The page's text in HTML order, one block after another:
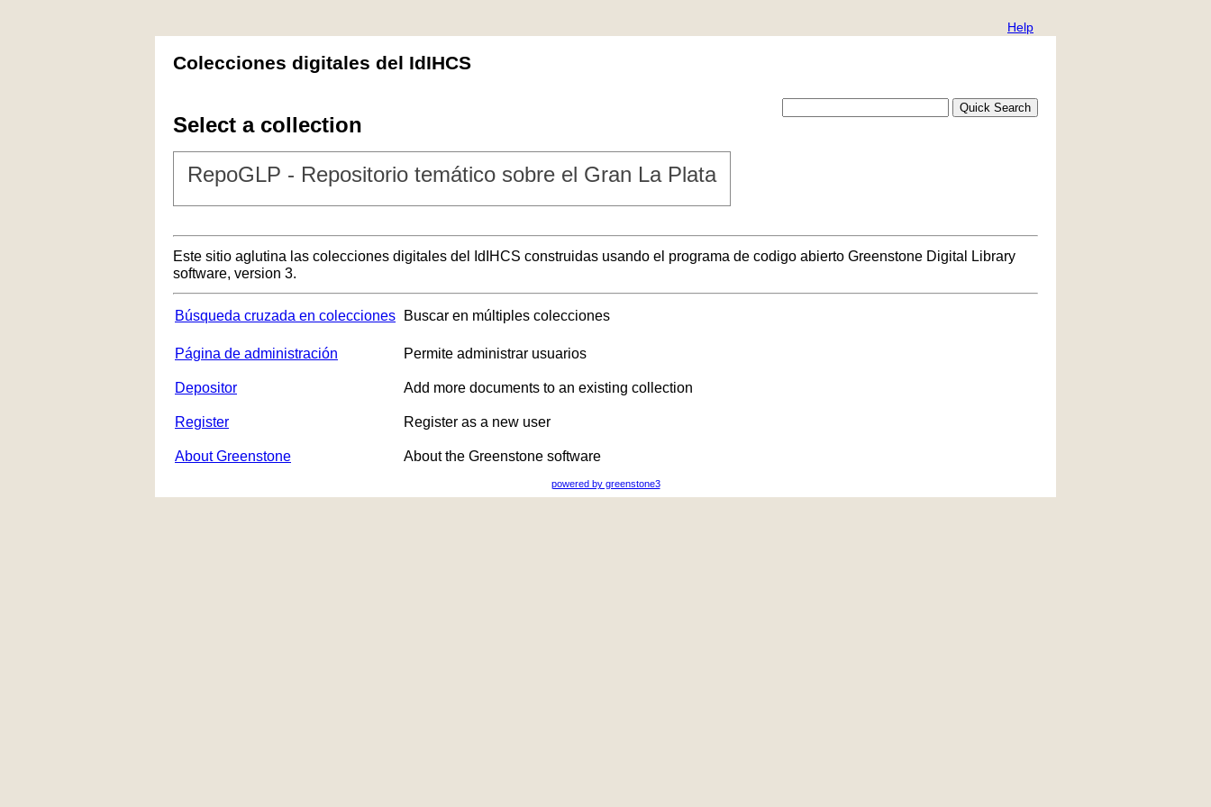
Help
Colecciones digitales del IdIHCS
Select a collection
RepoGLP - Repositorio temático sobre el Gran La Plata
Este sitio aglutina las colecciones digitales del IdIHCS construidas usando el programa de codigo abierto Greenstone Digital Library
software, version 3.
Búsqueda cruzada en colecciones Buscar en múltiples colecciones
Página de administración Permite administrar usuarios
Depositor Add more documents to an existing collection
Register Register as a new user
About Greenstone About the Greenstone software
powered by greenstone3